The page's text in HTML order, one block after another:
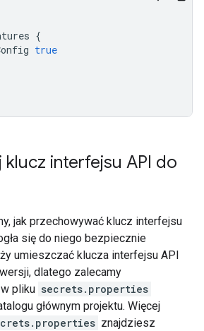
{
true
klucz interfejsu API do
jak przechowywać klucz interfejsu
się do niego bezpiecznie
umieszczać klucza interfejsu API
dlatego zalecamy
pliku secrets.properties
głównym projektu. Więcej
znajdziesz